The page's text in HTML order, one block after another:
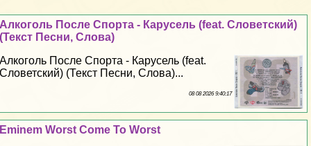
Алкоголь После Спорта - Карусель (feat. Словетский)
(Текст Песни, Слова)
Алкоголь После Спорта - Карусель (feat.
Словетский) (Текст Песни, Слова)...
08 08 2026 9:40:17
Eminem Worst Come To Worst